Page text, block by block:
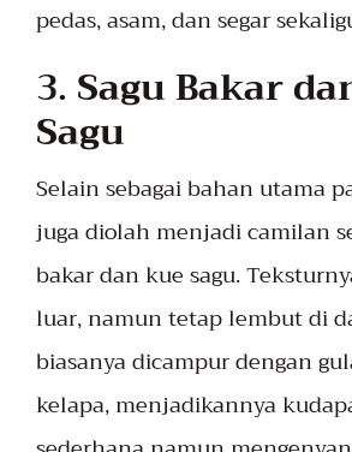
pedas, asam, dan segar
3. Sagu Bakar
Sagu
Selain sebagai bahan utama
juga diolah menjadi camilan
bakar dan kue sagu.
luar, namun tetap lembut di
biasanya dicampur dengan
kelapa, menjadikannya